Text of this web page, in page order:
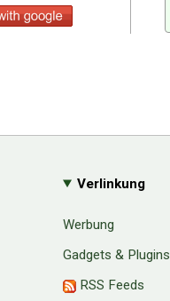
Verlinkung
Werbung
Gadgets & Plugins
RSS Feeds